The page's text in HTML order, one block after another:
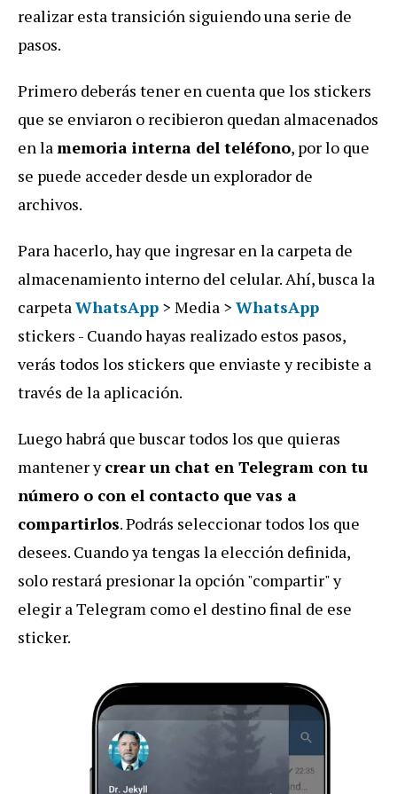
realizar esta transición siguiendo una serie de
pasos.
Primero deberás tener en cuenta que los stickers
que se enviaron o recibieron quedan almacenados
en lamemoria interna del teléfono, por lo que
se puede acceder desde un explorador de
archivos.
Para hacerlo, hay que ingresar en la carpeta de
almacenamiento interno del celular. Ahí, busca la
carpetaWhatsApp > Media > WhatsApp
stickers - Cuando hayas realizado estos pasos,
verás todos los stickers que enviaste y recibiste a
través de la aplicación.
Luego habrá que buscar todos los que quieras
mantener ycrear un chat en Telegram con tu
número o con el contacto que vas a
compartirlos. Podrás seleccionar todos los que
desees. Cuando ya tengas la elección definida,
solo restará presionar la opción "compartir" y
elegir a Telegram como el destino final de ese
sticker.